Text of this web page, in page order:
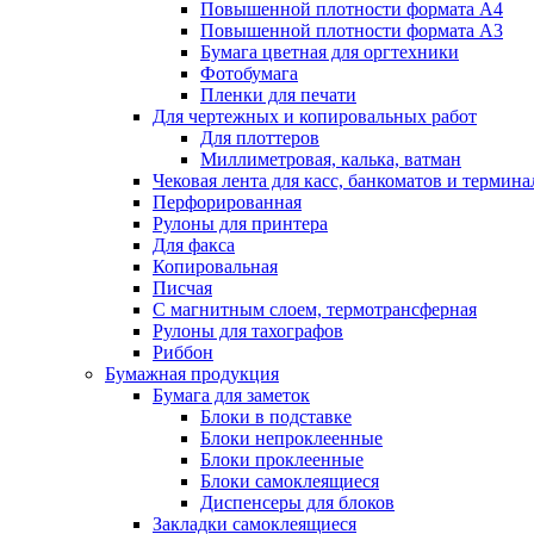
Повышенной плотности формата А4
Повышенной плотности формата А3
Бумага цветная для оргтехники
Фотобумага
Пленки для печати
Для чертежных и копировальных работ
Для плоттеров
Миллиметровая, калька, ватман
Чековая лента для касс, банкоматов и
Перфорированная
Рулоны для принтера
Для факса
Копировальная
Писчая
С магнитным слоем, термотрансферная
Рулоны для тахографов
Риббон
Бумажная продукция
Бумага для заметок
Блоки в подставке
Блоки непроклеенные
Блоки проклеенные
Блоки самоклеящиеся
Диспенсеры для блоков
Закладки самоклеящиеся